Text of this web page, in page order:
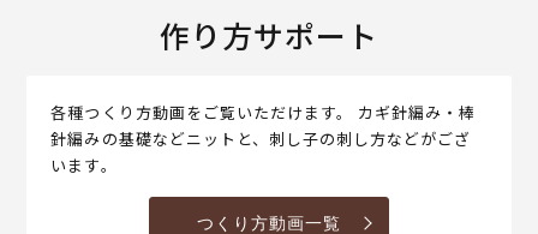
作り方サポート
各種つくり方動画をご覧いただけます。 カギ針編み・棒
針編みの基礎などニットと、刺し子の刺し方などがござ
います。
つくり方動画一覧